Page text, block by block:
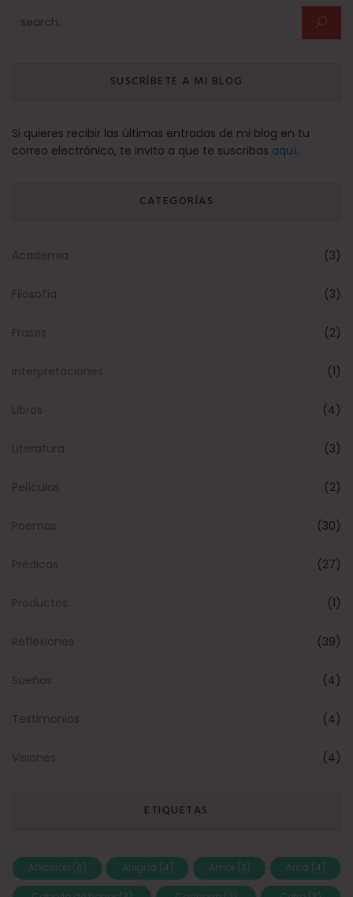
SUSCRÍBETE A MI BLOG
Si quieres recibir las últimas entradas de mi blog en tu
correo electrónico, te invito a que te suscribas aquí.
CATEGORÍAS
Academia (3)
Filosofía (3)
Frases (2)
Interpretaciones (1)
Libros (4)
Literatura (3)
Películas (2)
Poemas (30)
Prédicas (27)
Productos (1)
Reflexiones (39)
Sueños (4)
Testimonios (4)
Visiones (4)
ETIQUETAS
Aflicción (6) Alegría (4) Amor(3) Arca (4)